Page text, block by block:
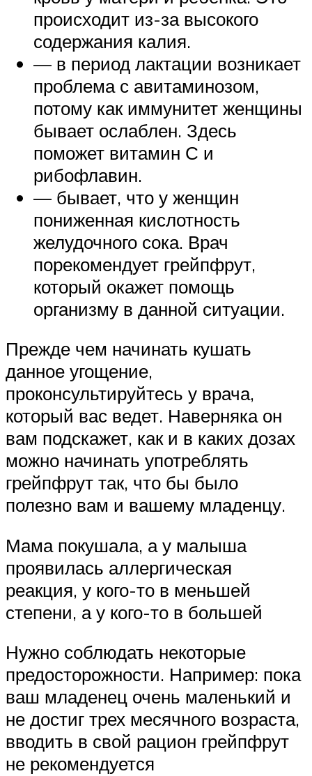
происходит из-за высокого
содержания калия.
— в период лактации возникает
проблема с авитаминозом,
потому как иммунитет женщины
бывает ослаблен. Здесь
поможет витамин С и
рибофлавин.
— бывает, что у женщин
пониженная кислотность
желудочного сока. Врач
порекомендует грейпфрут,
который окажет помощь
организму в данной ситуации.
Прежде чем начинать кушать
данное угощение,
проконсультируйтесь у врача,
который вас ведет. Наверняка он
вам подскажет, как и в каких дозах
можно начинать употреблять
грейпфрут так, что бы было
полезно вам и вашему младенцу.
Мама покушала, а у малыша
проявилась аллергическая
реакция, у кого-то в меньшей
степени, а у кого-то в большей
Нужно соблюдать некоторые
предосторожности. Например: пока
ваш младенец очень маленький и
не достиг трех месячного возраста,
вводить в свой рацион грейпфрут
не рекомендуется